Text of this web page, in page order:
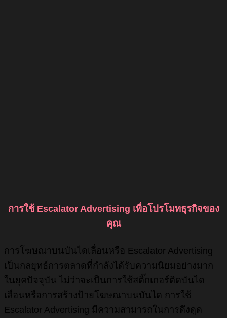
การใช้ Escalator Advertising เพื่อโปรโมทธุรกิจของ
คุณ
การโฆษณาบนบันไดเลื่อนหรือ Escalator Advertising
เป็นกลยุทธ์การตลาดที่กำลังได้รับความนิยมอย่างมาก
ในยุคปัจจุบัน ไม่ว่าจะเป็นการใช้สติ๊กเกอร์ติดบันได
เลื่อนหรือการสร้างป้ายโฆษณาบนบันได การใช้
Escalator Advertising มีความสามารถในการดึงดูด